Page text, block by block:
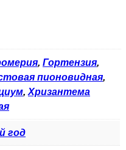
, Гортензия,
пионовидная,
, Хризантема
год